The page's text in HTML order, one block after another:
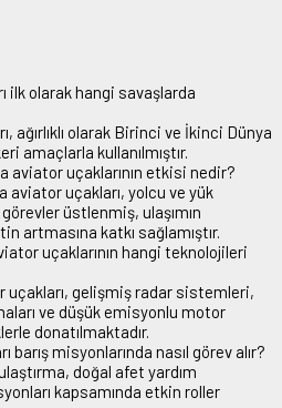
ilk olarak hangi savaşlarda
ağırlıklı olarak Birinci ve İkinci Dünya
amaçlarla kullanılmıştır.
aviator uçaklarının etkisi nedir?
aviator uçakları, yolcu ve yük
görevler üstlenmiş, ulaşımın
artmasına katkı sağlamıştır.
uçaklarının hangi teknolojileri
uçakları, gelişmiş radar sistemleri,
ve düşük emisyonlu motor
donatılmaktadır.
barış misyonlarında nasıl görev alır?
doğal afet yardım
kapsamında etkin roller